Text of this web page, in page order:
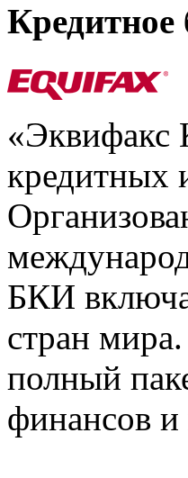
«Эквифакс
кредитных
БКИ
стран
полный
финансов и